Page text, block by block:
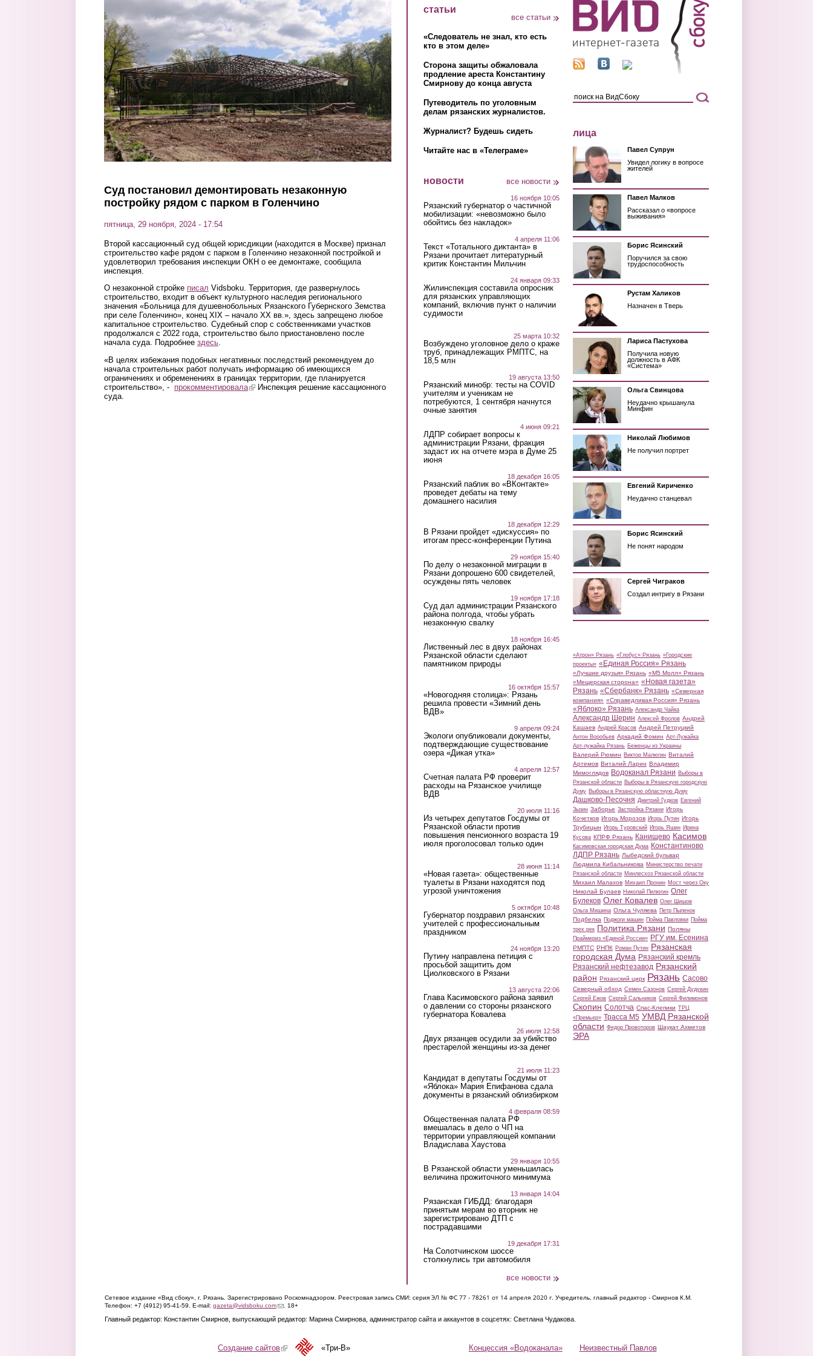
Суд постановил демонтировать незаконную
постройку рядом с парком в Голенчино
пятница, 29 ноября, 2024 - 17:54
Второй кассационный суд общей юрисдикции (находится в Москве) признал
строительство кафе рядом с парком в Голенчино незаконной постройкой и
удовлетворил требования инспекции ОКН о ее демонтаже, сообщила
инспекция.
О незаконной стройке писал Vidsboku. Территория, где развернулось
строительство, входит в объект культурного наследия регионального
значения «Больница для душевнобольных Рязанского Губернского Земства
при селе Голенчино», конец XIX – начало XX вв.», здесь запрещено любое
капитальное строительство. Судебный спор с собственниками участков
продолжался с 2022 года, строительство было приостановлено после
начала суда. Подробнее здесь.
«В целях избежания подобных негативных последствий рекомендуем до
начала строительных работ получать информацию об имеющихся
ограничениях и обременениях в границах территории, где планируется
строительство», - прокомментировала(link is external)
Инспекция решение кассационного
суда.
статьи
все статьи
«Следователь не знал, кто есть
кто в этом деле»
Сторона защиты обжаловала
продление ареста Константину
Смирнову до конца августа
Путеводитель по уголовным
делам рязанских журналистов.
Журналист? Будешь сидеть
Читайте нас в «Телеграме»
новости все новости
16 ноября 10:05
Рязанский губернатор о частичной
мобилизации: «невозможно было
обойтись без накладок»
4 апреля 11:06
Текст «Тотального диктанта» в
Рязани прочитает литературный
критик Константин Мильчин
24 января 09:33
Жилинспекция составила опросник
для рязанских управляющих
компаний, включив пункт о наличии
судимости
25 марта 10:32
Возбуждено уголовное дело о краже
труб, принадлежащих РМПТС, на
18,5 млн
19 августа 13:50
Рязанский минобр: тесты на COVID
учителям и ученикам не
потребуются, 1 сентября начнутся
очные занятия
4 июня 09:21
ЛДПР собирает вопросы к
администрации Рязани, фракция
задаст их на отчете мэра в Думе 25
июня
18 декабря 16:05
Рязанский паблик во «ВКонтакте»
проведет дебаты на тему
домашнего насилия
18 декабря 12:29
В Рязани пройдет «дискуссия» по
итогам пресс-конференции Путина
29 ноября 15:40
По делу о незаконной миграции в
Рязани допрошено 600 свидетелей,
осуждены пять человек
19 ноября 17:18
Суд дал администрации Рязанского
района полгода, чтобы убрать
незаконную свалку
18 ноября 16:45
Лиственный лес в двух районах
Рязанской области сделают
памятником природы
16 октября 15:57
«Новогодняя столица»: Рязань
решила провести «Зимний день
ВДВ»
9 апреля 09:24
Экологи опубликовали документы,
подтверждающие существование
озера «Дикая утка»
4 апреля 12:57
Счетная палата РФ проверит
расходы на Рязанское училище
ВДВ
20 июля 11:16
Из четырех депутатов Госдумы от
Рязанской области против
повышения пенсионного возраста 19
июля проголосовал только один
28 июня 11:14
«Новая газета»: общественные
туалеты в Рязани находятся под
угрозой уничтожения
5 октября 10:48
Губернатор поздравил рязанских
учителей с профессиональным
праздником
24 ноября 13:20
Путину направлена петиция с
просьбой защитить дом
Циолковского в Рязани
13 августа 22:06
Глава Касимовского района заявил
о давлении со стороны рязанского
губернатора Ковалева
26 июля 12:58
Двух рязанцев осудили за убийство
престарелой женщины из-за денег
21 июля 11:23
Кандидат в депутаты Госдумы от
«Яблока» Мария Епифанова сдала
документы в рязанский облизбирком
4 февраля 08:59
Общественная палата РФ
вмешалась в дело о ЧП на
территории управляющей компании
Владислава Хаустова
29 января 10:55
В Рязанской области уменьшилась
величина прожиточного минимума
13 января 14:04
Рязанская ГИБДД: благодаря
принятым мерам во вторник не
зарегистрировано ДТП с
пострадавшими
19 декабря 17:31
На Солотчинском шоссе
столкнулись три автомобиля
все новости
лица
Павел Супрун
Увидел логику в вопросе
жителей
Павел Малков
Рассказал о «вопросе
выживания»
Борис Ясинский
Поручился за свою
трудоспособность
Рустам Халиков
Назначен в Тверь
Лариса Пастухова
Получила новую
должность в АФК
«Система»
Ольга Свинцова
Неудачно крышанула
Минфин
Николай Любимов
Не получил портрет
Евгений Кириченко
Неудачно станцевал
Борис Ясинский
Не понят народом
Сергей Чиграков
Создал интригу в Рязани
«Атрон» Рязань «Глобус» Рязань «Городские
проекты» «Единая Россия» Рязань
«Лучшие друзья» Рязань «М5 Молл» Рязань
«Мещерская сторона» «Новая газета»
Рязань «Сбербанк» Рязань «Северная
компания» «Справедливая Россия» Рязань
«Яблоко» Рязань Александр Чайка
Александр Шерин Алексей Фролов Андрей
Кашаев Андрей Красов Андрей Петруцкий
Антон Воробьев Аркадий Фомин Арт-Лужайка
Арт-лужайка Рязань Беженцы из Украины
Валерий Рюмин Виктор Малюгин Виталий
Артемов Виталий Ларин Владимир
Мимоглядов Водоканал Рязани Выборы в
Рязанской области Выборы в Рязанскую городскую
Думу Выборы в Рязанскую областную Думу
Дашково-Песочня Дмитрий Гудков Евгений
Зызин Заборье Застройка Рязани Игорь
Кочетков Игорь Морозов Игорь Путин Игорь
Трубицын Игорь Туровский Игорь Яшин Ирина
Кусова КПРФ Рязань Канищево Касимов
Касимовская городская Дума Константиново
ЛДПР Рязань Лыбедский бульвар
Людмила Кибальникова Министерство печати
Рязанской области Минлесхоз Рязанской области
Михаил Малахов Михаил Пронин Мост через Оку
Николай Булаев Николай Пилюгин Олег
Булеков Олег Ковалев Олег Шишов
Ольга Мишина Ольга Чуляева Петр Пыленок
Подбелка Поджоги машин Пойма Павловки Пойма
трех рек Политика Рязани Поляны
Праймериз «Единой России» РГУ им. Есенина
РМПТС РНПК Роман Путин Рязанская
городская Дума Рязанский кремль
Рязанский нефтезавод Рязанский
район Рязанский цирк Рязань Сасово
Северный обход Семен Сазонов Сергей Дудукин
Сергей Ежов Сергей Сальников Сергей Филимонов
Скопин Солотча Спас-Клепики ТРЦ
«Премьер» Трасса М5 УМВД Рязанской
области Федор Провоторов Шаукат Ахметов
ЭРА
Сетевое издание «Вид сбоку», г. Рязань. Зарегистрировано Роскомнадзором. Реестровая запись СМИ: серия ЭЛ № ФС 77 - 78261 от 14 апреля 2020 г. Учредитель, главный редактор - Смирнов К.М.
Телефон: +7 (4912) 95-41-59. E-mail: gazeta@vidsboku.com(link sends e-mail)
. 18+
Главный редактор: Константин Смирнов, выпускающий редактор: Марина Смирнова, администратор сайта и аккаунтов в соцсетях: Светлана Чудакова.
Концессия «Водоканала» Неизвестный Павлов
Создание сайтов(link is external)«Три-В»